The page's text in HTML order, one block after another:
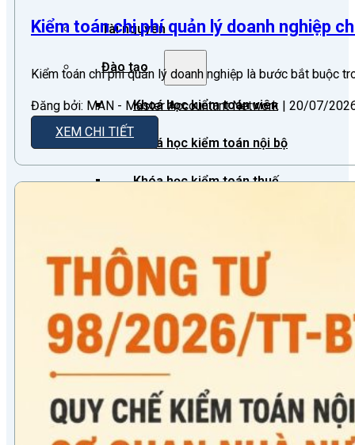
Tài nguyên
Đào tạo
Khoá học kiểm toán viên
Khoá học kiểm toán nội bộ
Khóa học kiểm toán thuế
Khóa học kiểm toán quyết toán dự
án
QUỐC TẾ
Chuẩn mực kiểm toán quốc tế
Kiểm toán đa quốc gia
Kiểm toán chi phí quản lý doanh nghiệp
Kiểm toán chi phí quản lý doanh nghiệp là bước bắt buộc
Đăng bởi: MAN - Master Accountant Network | 20/07/
XEM CHI TIẾT